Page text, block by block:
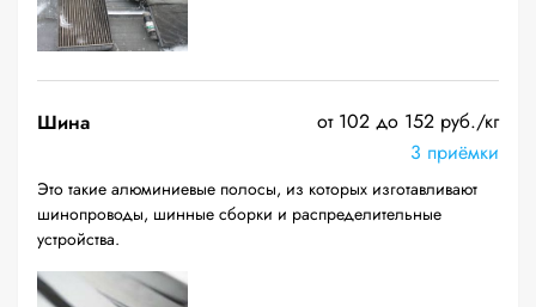
Шина
от 102 до 152 руб./кг
3 приёмки
Это такие алюминиевые полосы, из которых изготавливают
шинопроводы, шинные сборки и распределительные
устройства.